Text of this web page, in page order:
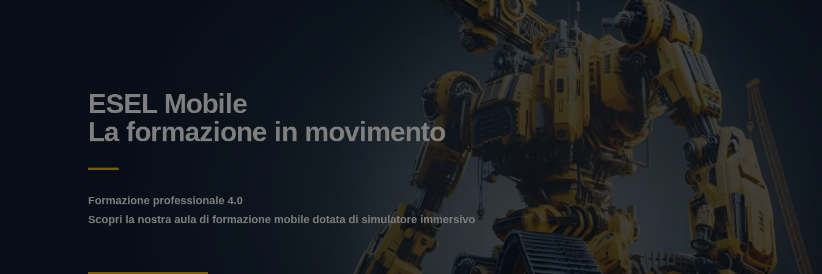
ESEL Mobile
La formazione in movimento
Formazione professionale 4.0
Scopri la nostra aula di formazione mobile dotata di simulatore immersivo